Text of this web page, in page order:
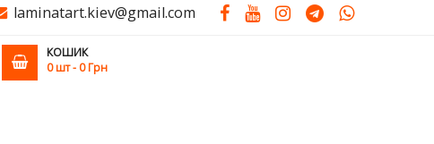
laminatart.kiev@gmail.com
КОШИК
0шт- 0 Грн